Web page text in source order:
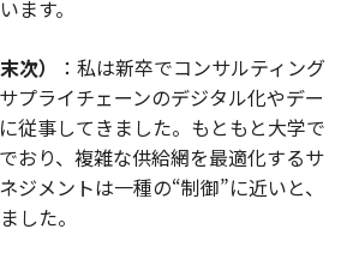
ます。
次）
：私は新卒でコンサルティング
プライチェーンのデジタル化やデー
従事してきました。もともと大学で
おり、複雑な供給網を最適化するサ
ジメントは一種の“制御”に近いと、
した。